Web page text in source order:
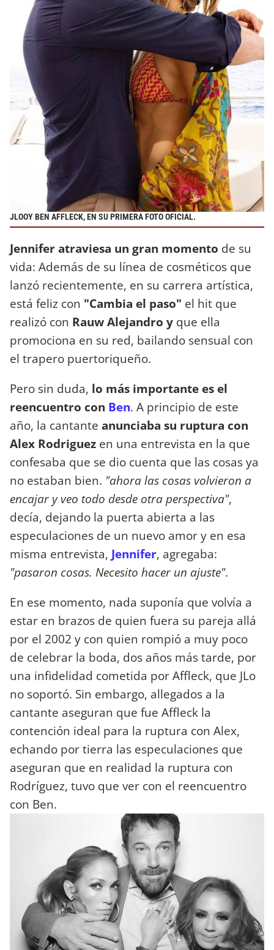
JLOOY BEN AFFLECK, EN SU PRIMERA FOTO OFICIAL.
Jennifer atraviesa un gran momento de su
vida: Además de su línea de cosméticos que
lanzó recientemente, en su carrera artística,
está feliz con "Cambia el paso" el hit que
realizó con Rauw Alejandro y que ella
promociona en su red, bailando sensual con
el trapero puertoriqueño.
Pero sin duda, lo más importante es el
reencuentro con Ben. A principio de este
año, la cantante anunciaba su ruptura con
Alex Rodriguez en una entrevista en la que
confesaba que se dio cuenta que las cosas ya
no estaban bien. "ahora las cosas volvieron a
encajar y veo todo desde otra perspectiva",
decía, dejando la puerta abierta a las
especulaciones de un nuevo amor y en esa
misma entrevista, Jennifer, agregaba:
"pasaron cosas. Necesito hacer un ajuste".
En ese momento, nada suponía que volvía a
estar en brazos de quien fuera su pareja allá
por el 2002 y con quien rompió a muy poco
de celebrar la boda, dos años más tarde, por
una infidelidad cometida por Affleck, que JLo
no soportó. Sin embargo, allegados a la
cantante aseguran que fue Affleck la
contención ideal para la ruptura con Alex,
echando por tierra las especulaciones que
aseguran que en realidad la ruptura con
Rodríguez, tuvo que ver con el reencuentro
con Ben.